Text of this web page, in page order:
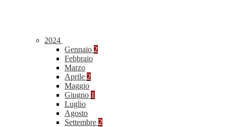
2024
Gennaio 2
Febbraio
Marzo
Aprile 2
Maggio
Giugno 1
Luglio
Agosto
Settembre 2